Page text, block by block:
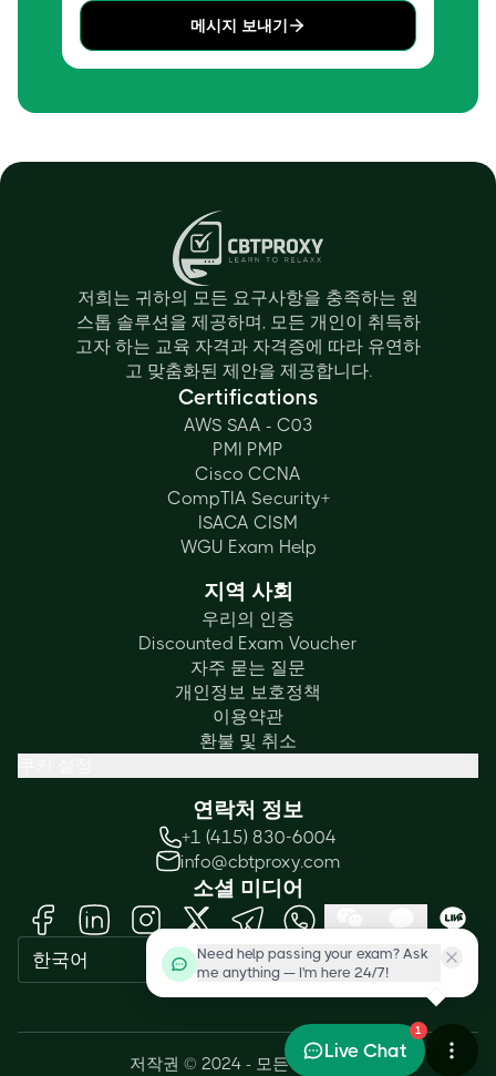
메시지 보내기
저희는 귀하의 모든 요구사항을 충족하는 원
스톱 솔루션을 제공하며, 모든 개인이 취득하
고자 하는 교육 자격과 자격증에 따라 유연하
고 맞춤화된 제안을 제공합니다.
Certifications
AWS SAA - C03
PMI PMP
Cisco CCNA
CompTIA Security+
ISACA CISM
WGU Exam Help
지역 사회
우리의 인증
Discounted Exam Voucher
자주 묻는 질문
개인정보 보호정책
이용약관
환불 및 취소
연락처 정보
+1 (415) 830-6004
info@cbtproxy.com
소셜 미디어
한국어
저작권 © 2024 - 모든 권리 보유.
Need help passing your exam? Ask
me anything — I'm here 24/7!
1
Live Chat